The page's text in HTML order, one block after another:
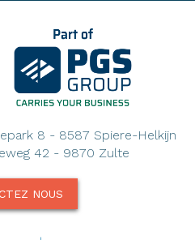
8 - 8587 Spiere-Helkijn
42 - 9870 Zulte
NOUS